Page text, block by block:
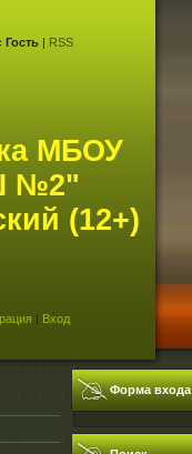
Гость| RSS
МБОУ
№2"
(12+)
| Вход
Форма входа